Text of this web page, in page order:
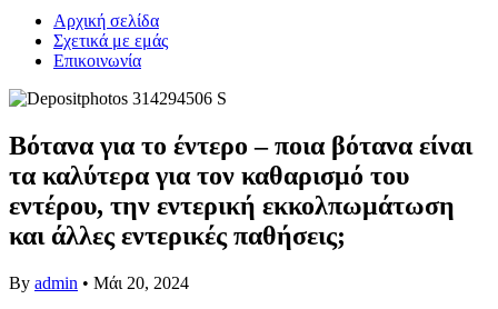
Αρχική σελίδα
Σχετικά με εμάς
Επικοινωνία
Βότανα για το έντερο – ποια βότανα είναι
τα καλύτερα για τον καθαρισμό του
εντέρου, την εντερική εκκολπωμάτωση
και άλλες εντερικές παθήσεις;
By admin • Μάι 20, 2024